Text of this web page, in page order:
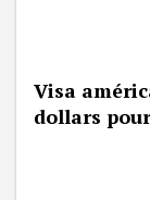
Visa
dollars